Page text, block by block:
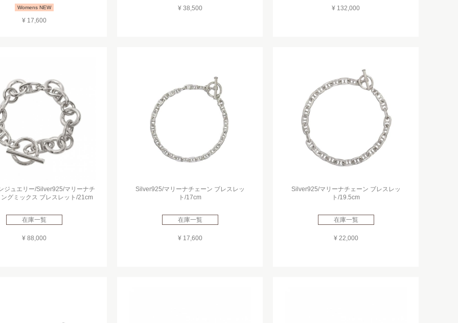
Womens NEW
¥ 17,600
¥ 38,500 ¥ 132,000
ジュエリー/Silver925/マリーナチ
ングミックス ブレスレット/21cm
在庫一覧
¥ 88,000
Silver925/マリーナチェーン ブレスレッ
ト/17cm
在庫一覧
¥ 17,600
Silver925/マリーナチェーン ブレスレッ
ト/19.5cm
在庫一覧
¥ 22,000